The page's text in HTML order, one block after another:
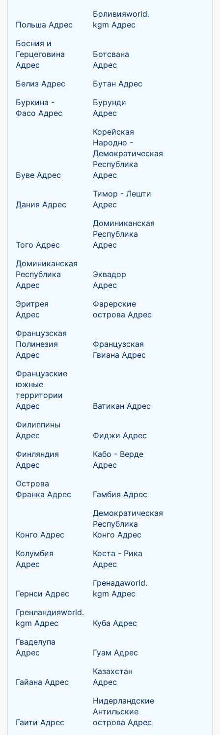
Польша Адрес
Боливияworld.
kgm Адрес
Босния и
Герцеговина
Адрес
Ботсвана
Адрес
Белиз Адрес
Бутан Адрес
Буркина -
Фасо Адрес
Бурунди
Адрес
Буве Адрес
Корейская
Народно -
Демократическая
Республика
Адрес
Дания Адрес
Тимор - Лешти
Адрес
Того Адрес
Доминиканская
Республика
Адрес
Доминиканская
Республика
Адрес
Эквадор
Адрес
Эритрея
Адрес
Фарерские
острова Адрес
Французская
Полинезия
Адрес
Французская
Гвиана Адрес
Французские
южные
территории
Адрес
Ватикан Адрес
Филиппины
Адрес
Фиджи Адрес
Финляндия
Адрес
Кабо - Верде
Адрес
Острова
Франка Адрес
Гамбия Адрес
Конго Адрес
Демократическая
Республика
Конго Адрес
Колумбия
Адрес
Коста - Рика
Адрес
Гернси Адрес
Гренадаworld.
kgm Адрес
Гренландияworld.
kgm Адрес
Куба Адрес
Гваделупа
Адрес
Гуам Адрес
Гайана Адрес
Казахстан
Адрес
Гаити Адрес
Нидерландские
Антильские
острова Адрес